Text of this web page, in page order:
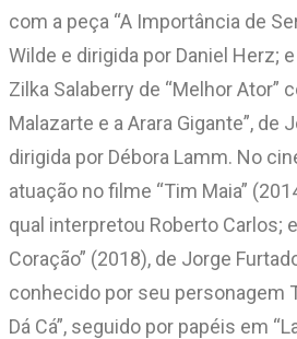
com a peça “A Importância de
Wilde e dirigida por Daniel Herz;
Zilka Salaberry de “Melhor Ator”
Malazarte e a Arara Gigante”, de
dirigida por Débora Lamm. No
atuação no filme “Tim Maia”
qual interpretou Roberto Carlos;
Coração” (2018), de Jorge
conhecido por seu personagem
Dá Cá”, seguido por papéis em